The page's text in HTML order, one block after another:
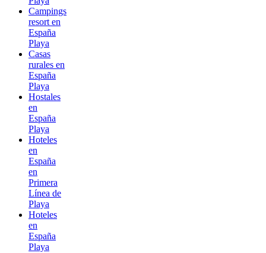
Campings
resort en
España
Playa
Casas
rurales en
España
Playa
Hostales
en
España
Playa
Hoteles
en
España
en
Primera
Línea de
Playa
Hoteles
en
España
Playa